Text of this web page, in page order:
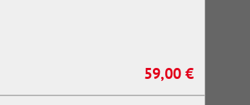
Regulärer Preis:
59,00 €